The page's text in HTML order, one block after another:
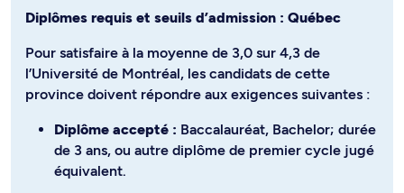
Diplômes requis et seuils d’admission : Québec
Pour satisfaire à la moyenne de 3,0 sur 4,3 de
l’Université de Montréal, les candidats de cette
province doivent répondre aux exigences suivantes :
Diplôme accepté : Baccalauréat, Bachelor; durée
de 3 ans, ou autre diplôme de premier cycle jugé
équivalent.